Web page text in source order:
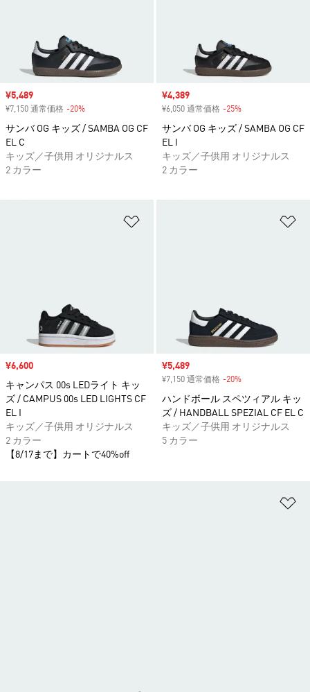
セール価格
¥5,489
¥7,150 通常価格 -20%
サンバ OG キッズ / SAMBA OG CF
EL C
キッズ／子供用 オリジナルス
2 カラー
セール価格
¥4,389
¥6,050 通常価格 -25%
サンバ OG キッズ / SAMBA OG CF
EL I
キッズ／子供用 オリジナルス
2 カラー
セール価格
¥6,600
キャンパス 00s LEDライト キッ
ズ / CAMPUS 00s LED LIGHTS CF
EL I
キッズ／子供用 オリジナルス
2 カラー
【8/17まで】カートで40%off
セール価格
¥5,489
¥7,150 通常価格 -20%
ハンドボール スペツィアル キッ
ズ / HANDBALL SPEZIAL CF EL C
キッズ／子供用 オリジナルス
5 カラー